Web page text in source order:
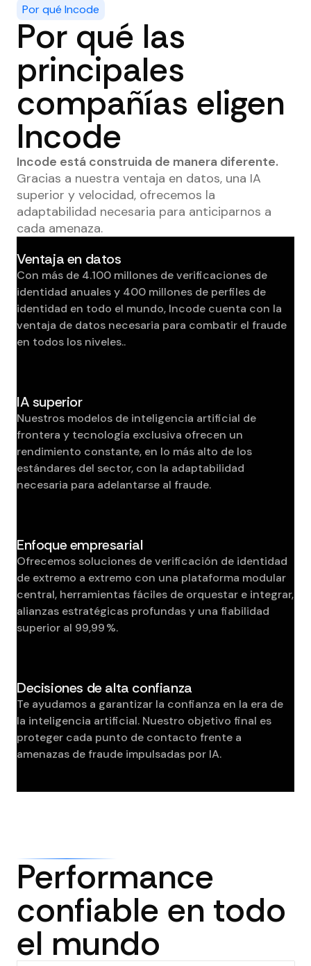
Por qué Incode
Por qué las
principales
compañías eligen
Incode
Incode está construida de manera diferente.
Gracias a nuestra ventaja en datos, una IA
superior y velocidad, ofrecemos la
adaptabilidad necesaria para anticiparnos a
cada amenaza.
Ventaja en datos
Con más de 4.100 millones de verificaciones de
identidad anuales y 400 millones de perfiles de
identidad en todo el mundo, Incode cuenta con la
ventaja de datos necesaria para combatir el fraude
en todos los niveles..
IA superior
Nuestros modelos de inteligencia artificial de
frontera y tecnología exclusiva ofrecen un
rendimiento constante, en lo más alto de los
estándares del sector, con la adaptabilidad
necesaria para adelantarse al fraude.
Enfoque empresarial
Ofrecemos soluciones de verificación de identidad
de extremo a extremo con una plataforma modular
central, herramientas fáciles de orquestar e integrar,
alianzas estratégicas profundas y una fiabilidad
superior al 99,99 %.
Decisiones de alta confianza
Te ayudamos a garantizar la confianza en la era de
la inteligencia artificial. Nuestro objetivo final es
proteger cada punto de contacto frente a
amenazas de fraude impulsadas por IA.
Performance
confiable en todo
el mundo